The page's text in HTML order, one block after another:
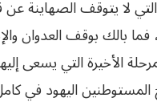
لا يتوقف الصهاينة
فما بالك بوقف العدوان
الأخيرة التي يسعى
اليهود في